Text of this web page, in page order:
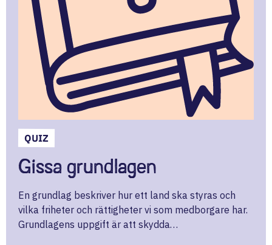
QUIZ
Gissa grundlagen
En grundlag beskriver hur ett land ska styras och
vilka friheter och rättigheter vi som medborgare har.
Grundlagens uppgift är att skydda…